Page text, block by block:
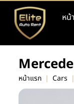
หน้
หน้าแรก | Cars |